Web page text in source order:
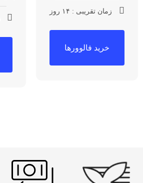
زمان تقریبی : ۱۴ روز
خرید فالوورها